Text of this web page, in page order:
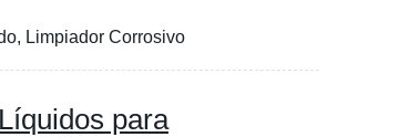
Limpiador Corrosivo
para